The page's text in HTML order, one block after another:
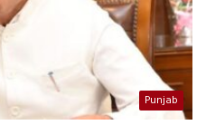
Punjab